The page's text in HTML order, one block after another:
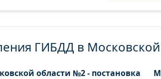
ГИБДД в Московской
области №2 - постановка